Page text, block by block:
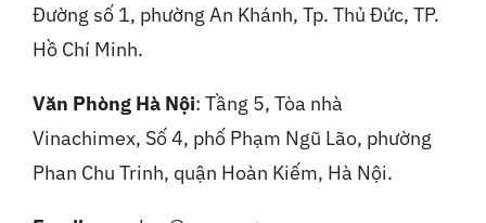
Đường số 1, phường An Khánh, Tp. Thủ Đức, TP.
Hồ Chí Minh.
Văn Phòng Hà Nội: Tầng 5, Tòa nhà
Vinachimex, Số 4, phố Phạm Ngũ Lão, phường
Phan Chu Trinh, quận Hoàn Kiếm, Hà Nội.